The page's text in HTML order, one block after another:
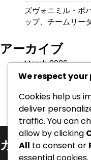
ズヴォニミル・ボ
ップ、チームリー
アーカイブ
March 2026
February 2026
カテゴリ
We respect
Cookies help us
deliver
traffic. You can
allow by clicking
All to consent or
essential cookies.